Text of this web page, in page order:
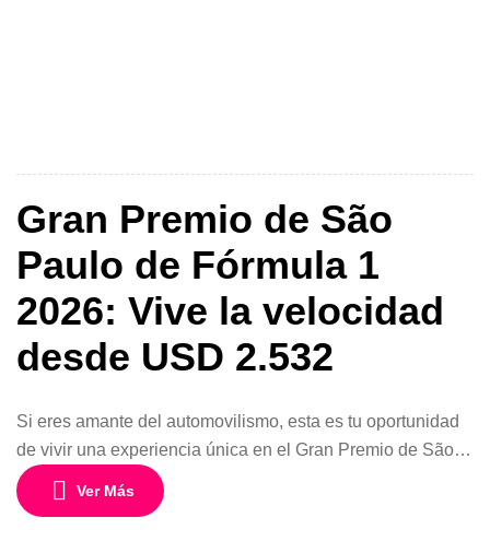
Gran Premio de São
Paulo de Fórmula 1
2026: Vive la velocidad
desde USD 2.532
Si eres amante del automovilismo, esta es tu oportunidad
de vivir una experiencia única en el Gran Premio de São
Paulo de Fórmula 1. Disfruta de un programa exclusivo de
5 días y 4 noches desde USD 2.532 por persona en base
Ver Más